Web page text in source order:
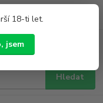
18-ti let.
jsem
Hledat